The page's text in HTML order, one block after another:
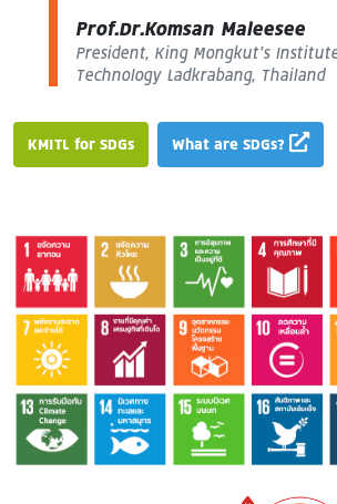
Prof.Dr.Komsan Maleesee
President, King Mongkut’s
Technology Ladkrabang, Thailand
KMITL for SDGs What are SDGs?
Image